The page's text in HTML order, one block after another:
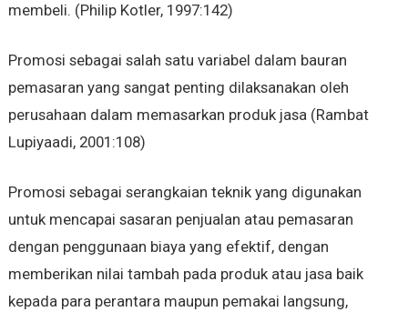
membeli. (Philip Kotler, 1997:142)
Promosi sebagai salah satu variabel dalam bauran
pemasaran yang sangat penting dilaksanakan oleh
perusahaan dalam memasarkan produk jasa (Rambat
Lupiyaadi, 2001:108)
Promosi sebagai serangkaian teknik yang digunakan
untuk mencapai sasaran penjualan atau pemasaran
dengan penggunaan biaya yang efektif, dengan
memberikan nilai tambah pada produk atau jasa baik
kepada para perantara maupun pemakai langsung,